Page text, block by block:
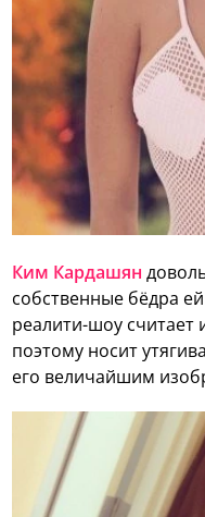
Ким Кардашян
собственные бёдра
реалити-шоу
поэтому носит
его величайшим